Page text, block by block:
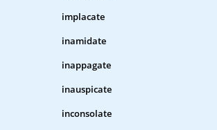
implacate
inamidate
inappagate
inauspicate
inconsolate